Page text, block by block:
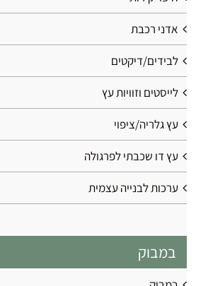
אדני רכבת
לבידים/דיקטים
לייסטים וזוויות עץ
עץ גלריה/ציפוי
עץ דו שכבתי לפרגולה
ערכות לבנייה עצמית
במבוק